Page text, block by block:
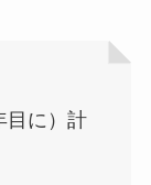
目に）計